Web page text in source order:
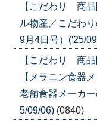
【こだわり 商
ル物産／こだわ
9月4日号）('25/
【こだわり 商
【メラニン食器
老舗食器メーカ
5/09/06) (0840)